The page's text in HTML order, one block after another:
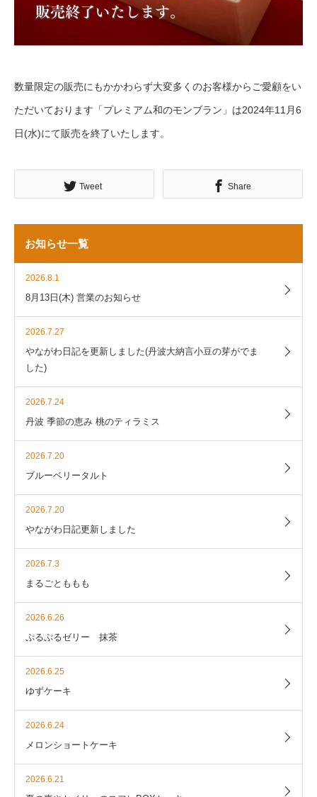
数量限定の販売にもかかわらず大変多くのお客様からご愛顧をい
ただいております「プレミアム和のモンブラン」は2024年11月6
日(水)にて販売を終了いたします。
Tweet Share
お知らせ一覧
2026.8.1
8月13日(木) 営業のお知らせ
2026.7.27
やながわ日記を更新しました(丹波大納言小豆の芽がでま
した)
2026.7.24
丹波 季節の恵み 桃のティラミス
2026.7.20
ブルーベリータルト
2026.7.20
やながわ日記更新しました
2026.7.3
まるごとももも
2026.6.26
ぷるぷるゼリー 抹茶
2026.6.25
ゆずケーキ
2026.6.24
メロンショートケーキ
2026.6.21